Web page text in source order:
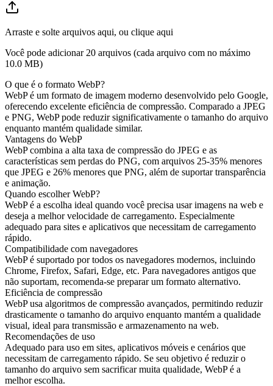
Arraste e solte arquivos aqui, ou clique aqui
Você pode adicionar 20 arquivos (cada arquivo com no máximo
10.0 MB)
O que é o formato WebP?
WebP é um formato de imagem moderno desenvolvido pelo Google,
oferecendo excelente eficiência de compressão. Comparado a JPEG
e PNG, WebP pode reduzir significativamente o tamanho do arquivo
enquanto mantém qualidade similar.
Vantagens do WebP
WebP combina a alta taxa de compressão do JPEG e as
características sem perdas do PNG, com arquivos 25-35% menores
que JPEG e 26% menores que PNG, além de suportar transparência
e animação.
Quando escolher WebP?
WebP é a escolha ideal quando você precisa usar imagens na web e
deseja a melhor velocidade de carregamento. Especialmente
adequado para sites e aplicativos que necessitam de carregamento
rápido.
Compatibilidade com navegadores
WebP é suportado por todos os navegadores modernos, incluindo
Chrome, Firefox, Safari, Edge, etc. Para navegadores antigos que
não suportam, recomenda-se preparar um formato alternativo.
Eficiência de compressão
WebP usa algoritmos de compressão avançados, permitindo reduzir
drasticamente o tamanho do arquivo enquanto mantém a qualidade
visual, ideal para transmissão e armazenamento na web.
Recomendações de uso
Adequado para uso em sites, aplicativos móveis e cenários que
necessitam de carregamento rápido. Se seu objetivo é reduzir o
tamanho do arquivo sem sacrificar muita qualidade, WebP é a
melhor escolha.